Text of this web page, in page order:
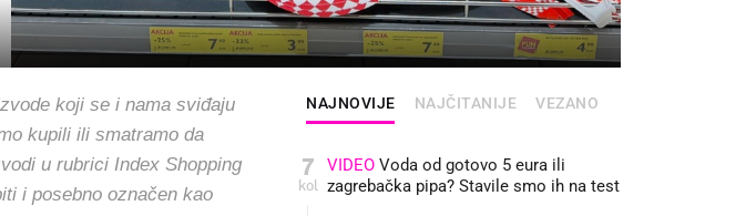
koji se i nama sviđaju
kupili ili smatramo da
u rubrici Index Shopping
i posebno označen kao
NAJNOVIJE NAJČITANIJE VEZANO
7
kol
VIDEO Voda od gotovo 5 eura ili
zagrebačka pipa? Stavile smo ih na test